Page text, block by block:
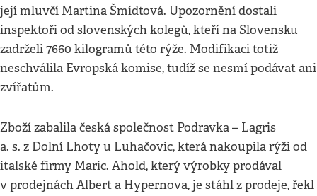
její mluvčí Martina Šmídtová. Upozornění dostali
inspektoři od slovenských kolegů, kteří na Slovensku
zadrželi 7660 kilogramů této rýže. Modifikaci totiž
neschválila Evropská komise, tudíž se nesmí podávat ani
zvířatům.
Zboží zabalila česká společnost Podravka – Lagris
a. s. z Dolní Lhoty u Luhačovic, která nakoupila rýži od
italské firmy Maric. Ahold, který výrobky prodával
v prodejnách Albert a Hypernova, je stáhl z prodeje, řekl